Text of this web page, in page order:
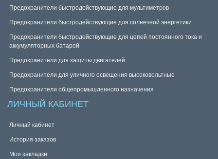
Предохранители быстродействующие для мультиметров
Предохранители быстродействующие для солнечной энергетики
Предохранители быстродействующие для цепей постоянного тока и
аккумуляторных батарей
Предохранители для защиты двигателей
Предохранители для уличного освещения высоковольтные
Предохранители общепромышленного назначения
ЛИЧНЫЙ КАБИНЕТ
Личный кабинет
История заказов
Мои закладки